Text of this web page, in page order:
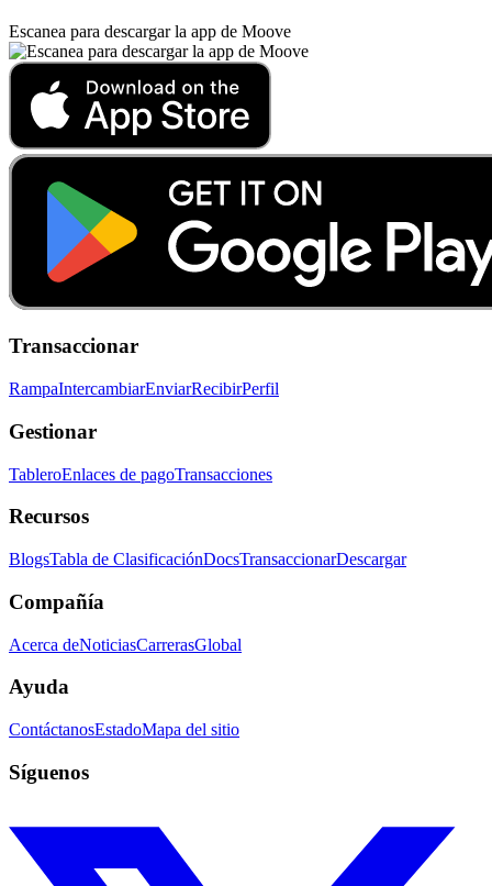
Escanea para descargar la app de Moove
Transaccionar
RampaIntercambiarEnviarRecibirPerfil
Gestionar
TableroEnlaces de pagoTransacciones
Recursos
BlogsTabla de ClasificaciónDocsTransaccionarDescargar
Compañía
Acerca deNoticiasCarrerasGlobal
Ayuda
ContáctanosEstadoMapa del sitio
Síguenos